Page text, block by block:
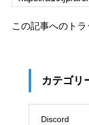
この記事へのトラ
カテゴリ
Discord